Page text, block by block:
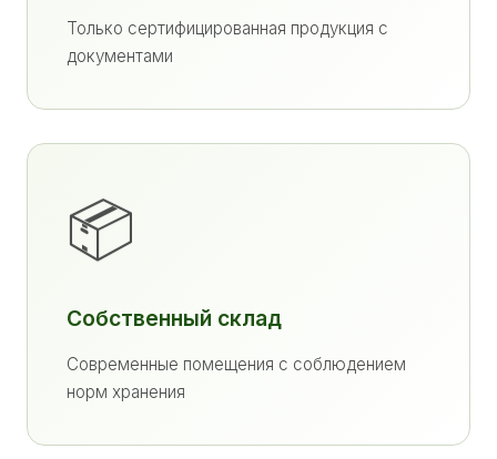
Только сертифицированная продукция с
документами
📦
Собственный склад
Современные помещения с соблюдением
норм хранения